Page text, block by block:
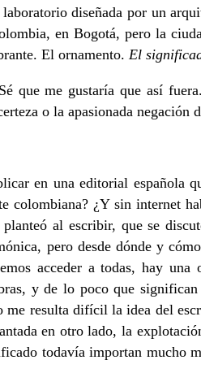
diseñada por un
en Bogotá, pero la
El ornamento. El
que me gustaría que así
o la apasionada negación
en una editorial española
colombiana? ¿Y sin internet
al escribir, que se
pero desde dónde y
acceder a todas, hay una
y de lo poco que
me resulta difícil la idea del
en otro lado, la
todavía importan mucho